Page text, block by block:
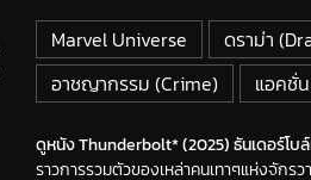
Marvel Universe
ดราม่า
อาชญากรรม (Crime)
แอคชั่
ดูหนัง Thunderbolt* (2025) ธันเดอร์โบ
ราวการรวมตัวของเหล่าคนเทาๆแห่งจัก